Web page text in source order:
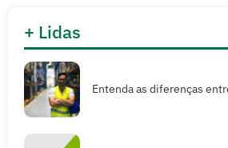
+ Lidas
Entenda as diferenças